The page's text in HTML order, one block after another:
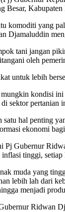
Besar,
komoditi yang
Djamaluddin
tani jangan
oleh
untuk lebih
kondisi ini
sektor pertanian
satu hal penting
ekonomi
Pj Gubernur
tinggi,
muda yang
lebih lah dari
menjadi
Ridwan